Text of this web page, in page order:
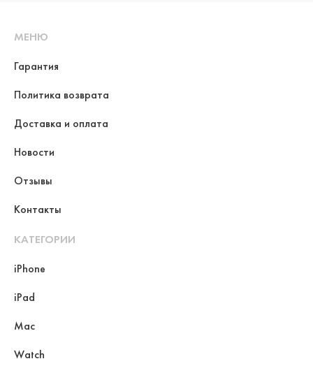
МЕНЮ
Гарантия
Политика возврата
Доставка и оплата
Новости
Отзывы
Контакты
КАТЕГОРИИ
iPhone
iPad
Mac
Watch